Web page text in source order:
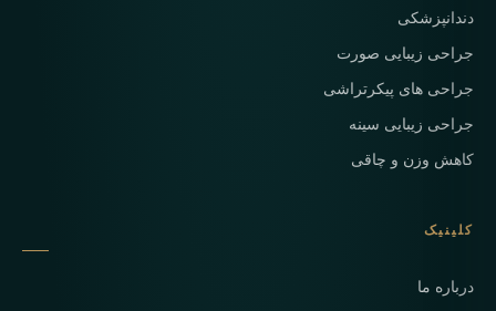
دندانپزشکی
جراحی زیبایی صورت
جراحی های پیکرتراشی
جراحی زیبایی سینه
کاهش وزن و چاقی
کلینیک
درباره ما